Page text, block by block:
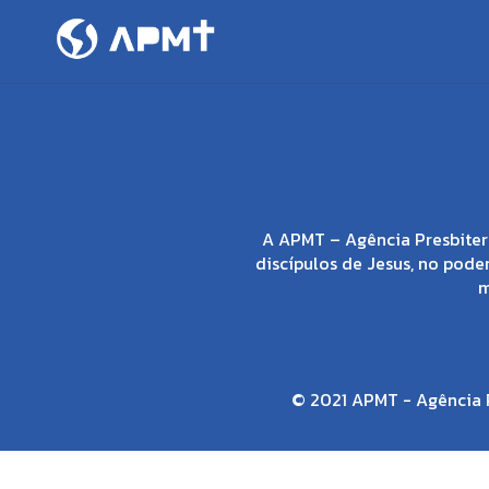
A APMT – Agência
discípulos de Jesus, no
© 2021 APMT -